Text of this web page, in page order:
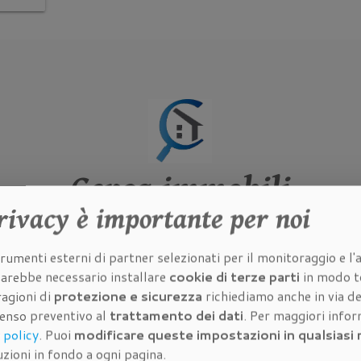
Cerca immobili
in vendita e in affitto
immobiliare a Firenze.
è importante per noi
esterni di partner selezionati per il monitoraggio e
necessario installare cookie di terze parti in modo
di protezione e sicurezza richiediamo anche in via
preventivo al trattamento dei dati. Per maggiori
policy. Puoi modificare queste impostazioni in qualsiasi
in fondo a ogni pagina.